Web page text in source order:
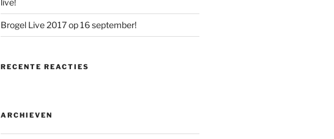
live!
Brogel Live 2017 op 16 september!
RECENTE REACTIES
ARCHIEVEN